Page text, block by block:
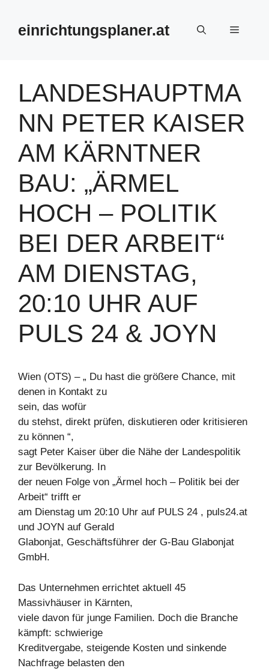
springeneinrichtungsplaner.at Menü
LANDESHAUPTMA
NN PETER KAISER
AM KÄRNTNER
BAU: „ÄRMEL
HOCH – POLITIK
BEI DER ARBEIT“
AM DIENSTAG,
20:10 UHR AUF
PULS 24 & JOYN
Wien (OTS) – „ Du hast die größere Chance, mit
denen in Kontakt zu
sein, das wofür
du stehst, direkt prüfen, diskutieren oder kritisieren
zu können “,
sagt Peter Kaiser über die Nähe der Landespolitik
zur Bevölkerung. In
der neuen Folge von „Ärmel hoch – Politik bei der
Arbeit“ trifft er
am Dienstag um 20:10 Uhr auf PULS 24 , puls24.at
und JOYN auf Gerald
Glabonjat, Geschäftsführer der G-Bau Glabonjat
GmbH.
Das Unternehmen errichtet aktuell 45
Massivhäuser in Kärnten,
viele davon für junge Familien. Doch die Branche
kämpft: schwierige
Kreditvergabe, steigende Kosten und sinkende
Nachfrage belasten den